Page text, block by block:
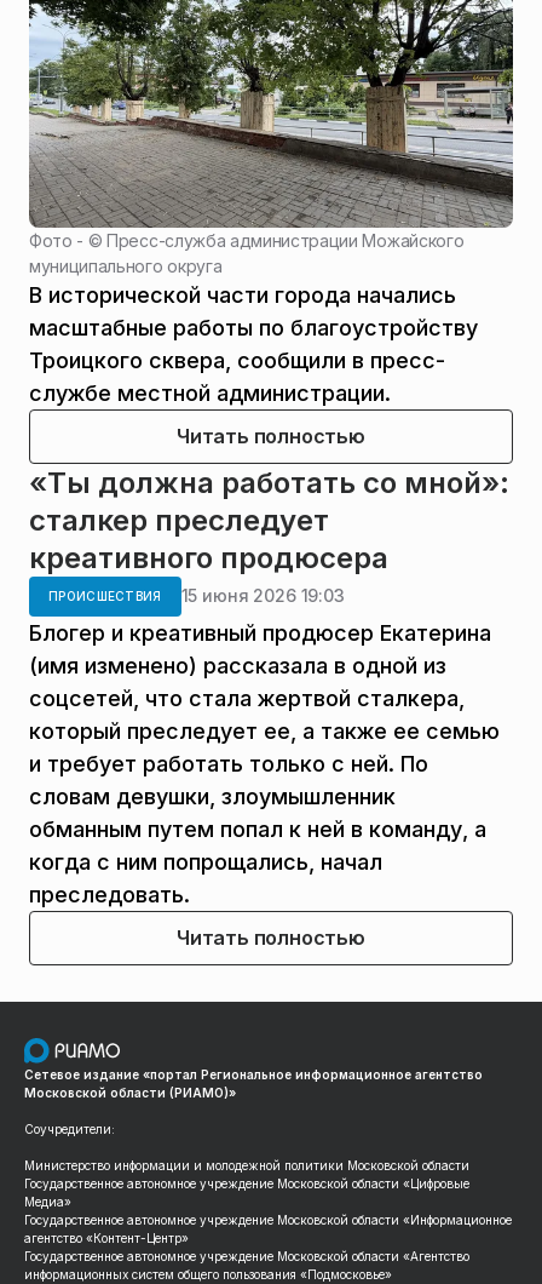
Фото - ©Пресс-служба администрации Можайского
муниципального округа
В исторической части города начались
масштабные работы по благоустройству
Троицкого сквера, сообщили в пресс-
службе местной администрации.
Читать полностью
«Ты должна работать со мной»:
сталкер преследует
креативного продюсера
ПРОИСШЕСТВИЯ 15 июня 2026 19:03
Блогер и креативный продюсер Екатерина
(имя изменено) рассказала в одной из
соцсетей, что стала жертвой сталкера,
который преследует ее, а также ее семью
и требует работать только с ней. По
словам девушки, злоумышленник
обманным путем попал к ней в команду, а
когда с ним попрощались, начал
преследовать.
Читать полностью
Сетевое издание «портал Региональное информационное агентство
Московской области (РИАМО)»
Соучредители:
Министерство информации и молодежной политики Московской области
Государственное автономное учреждение Московской области «Цифровые
Медиа»
Государственное автономное учреждение Московской области «Информационное
агентство «Контент-Центр»
Государственное автономное учреждение Московской области «Агентство
информационных систем общего пользования «Подмосковье»